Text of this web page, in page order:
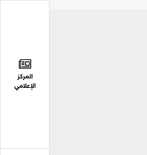
المركز
الإعلامي